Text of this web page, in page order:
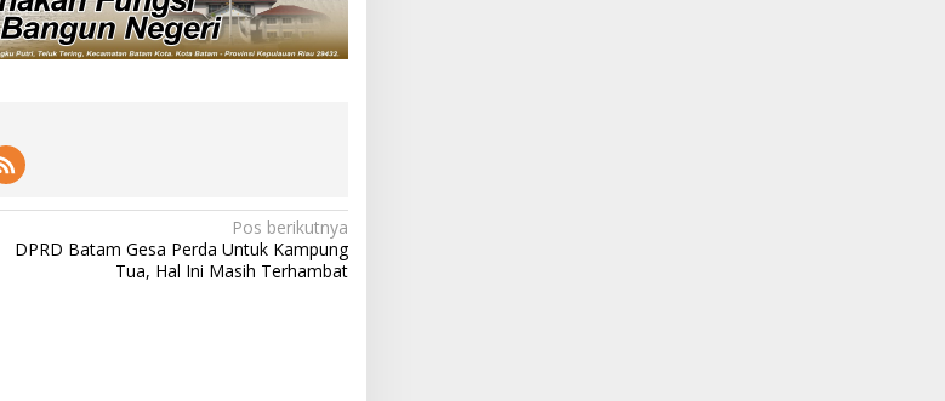
Pos berikutnya
DPRD Batam Gesa Perda Untuk Kampung
Tua, Hal Ini Masih Terhambat